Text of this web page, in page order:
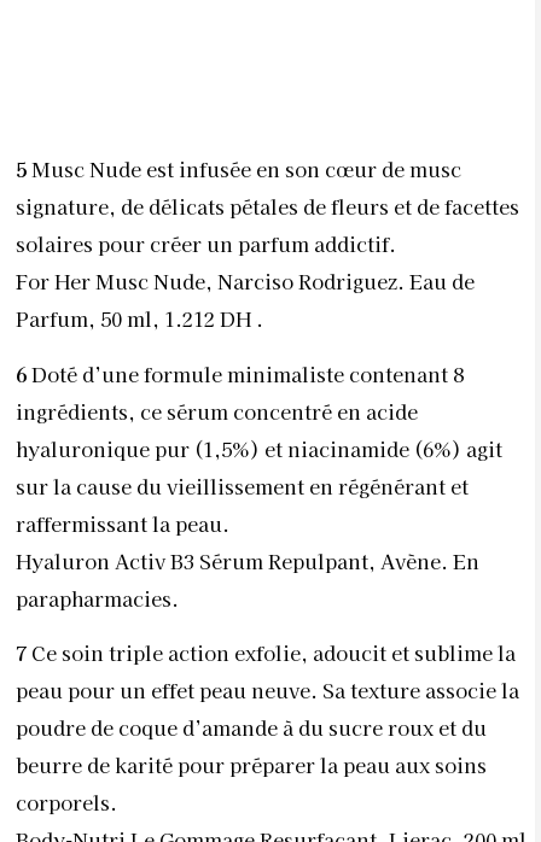
5Musc Nude est infusée en son cœur de musc
signature, de délicats pétales de fleurs et de facettes
solaires pour créer un parfum addictif.
For Her Musc Nude, Narciso Rodriguez. Eau de
Parfum, 50 ml, 1.212 DH .
6Doté d’une formule minimaliste contenant 8
ingrédients, ce sérum concentré en acide
hyaluronique pur (1,5%) et niacinamide (6%) agit
sur la cause du vieillissement en régénérant et
raffermissant la peau.
Hyaluron Activ B3 Sérum Repulpant, Avène. En
parapharmacies.
7 Ce soin triple action exfolie, adoucit et sublime la
peau pour un effet peau neuve. Sa texture associe la
poudre de coque d’amande à du sucre roux et du
beurre de karité pour préparer la peau aux soins
corporels.